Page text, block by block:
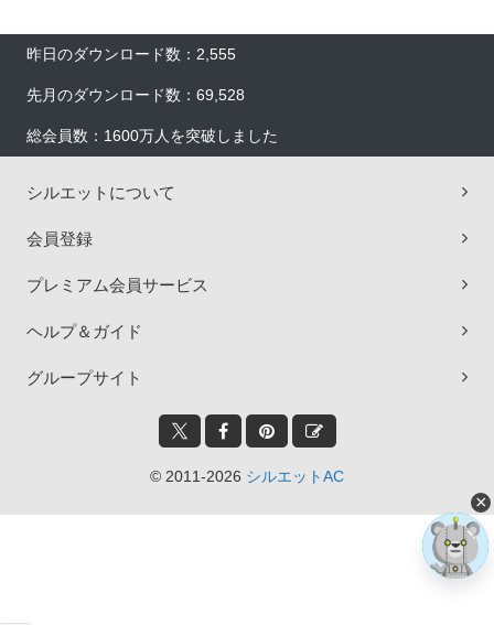
昨日のダウンロード数：2,555
先月のダウンロード数：69,528
総会員数：1600万人を突破しました
シルエットについて
会員登録
プレミアム会員サービス
ヘルプ＆ガイド
グループサイト
© 2011-2026 シルエットAC
×